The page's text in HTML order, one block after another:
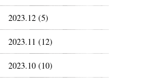
2023.12 (5)
2023.11 (12)
2023.10 (10)